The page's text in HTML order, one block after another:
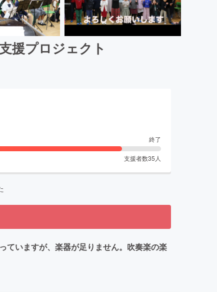
援プロジェクト
終了
支援者数35 人
ていますが、楽器が足りません。吹奏楽の楽